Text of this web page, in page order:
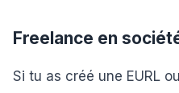
Freelance en
Si tu as créé une EURL